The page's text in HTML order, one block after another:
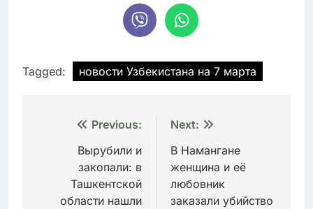
Tagged: новости Узбекистана на 7 марта
Навигация
записям
Previous:
Вырубили и
закопали: в
Ташкентской
области нашли
Next:
В Намангане
женщина и её
любовник
заказали убийство